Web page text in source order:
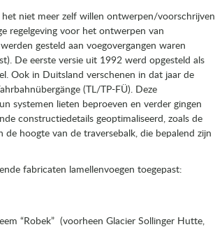
niet meer zelf willen ontwerpen/voorschrijven
regelgeving voor het ontwerpen van
gesteld aan voegovergangen waren
De eerste versie uit 1992 werd opgesteld als
Ook in Duitsland verschenen in dat jaar de
(TL/TP-FÜ). Deze
systemen lieten beproeven en verder gingen
constructiedetails geoptimaliseerd, zoals de
hoogte van de traversebalk, die bepalend zijn
fabricaten lamellenvoegen toegepast:
“Robek” (voorheen Glacier Sollinger Hutte,